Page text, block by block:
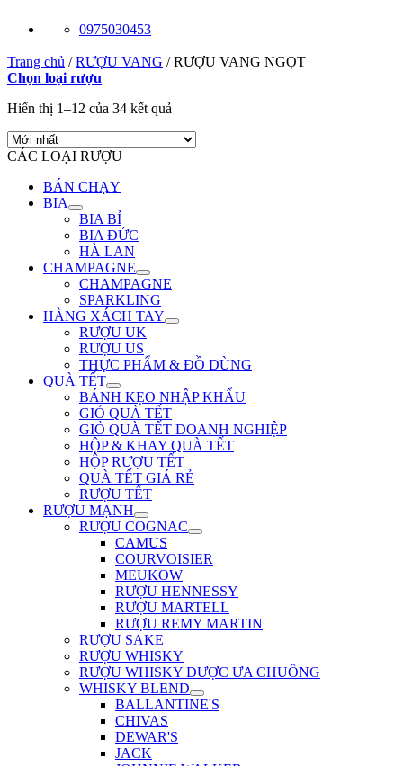
0975030453
Trang chủ / RƯỢU VANG /RƯỢU VANG NGỌT
Chọn loại rượu
Hiển thị 1–12 của 34 kết quả
CÁC LOẠI RƯỢU
BÁN CHẠY
BIA
BIA BỈ
BIA ĐỨC
HÀ LAN
CHAMPAGNE
CHAMPAGNE
SPARKLING
HÀNG XÁCH TAY
RƯỢU UK
RƯỢU US
THỰC PHẨM & ĐỒ DÙNG
QUÀ TẾT
BÁNH KẸO NHẬP KHẨU
GIỎ QUÀ TẾT
GIỎ QUÀ TẾT DOANH NGHIỆP
HỘP & KHAY QUÀ TẾT
HỘP RƯỢU TẾT
QUÀ TẾT GIÁ RẺ
RƯỢU TẾT
RƯỢU MẠNH
RƯỢU COGNAC
CAMUS
COURVOISIER
MEUKOW
RƯỢU HENNESSY
RƯỢU MARTELL
RƯỢU REMY MARTIN
RƯỢU SAKE
RƯỢU WHISKY
RƯỢU WHISKY ĐƯỢC ƯA CHUÔNG
WHISKY BLEND
BALLANTINE'S
CHIVAS
DEWAR'S
JACK